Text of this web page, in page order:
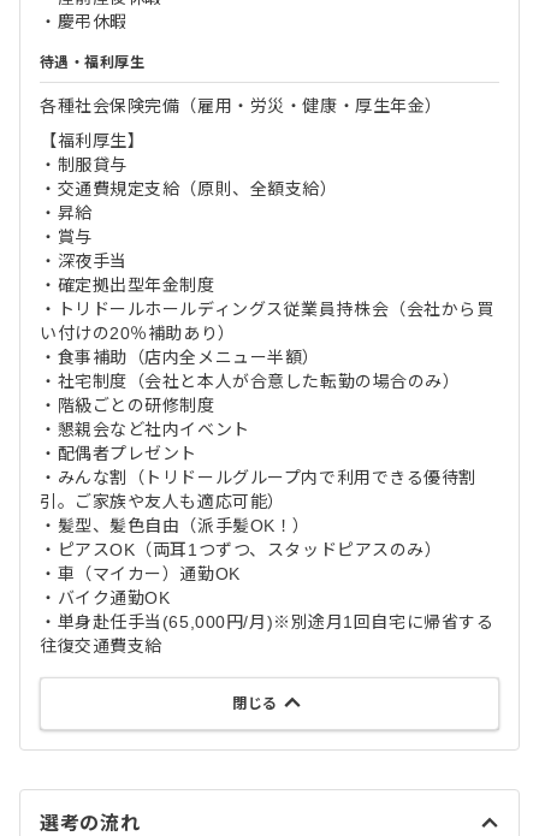
・慶弔休暇
待遇・福利厚生
各種社会保険完備（雇用・労災・健康・厚生年金）
【福利厚生】
・制服貸与
・交通費規定支給（原則、全額支給）
・昇給
・賞与
・深夜手当
・確定拠出型年金制度
・トリドールホールディングス従業員持株会（会社から買
い付けの20％補助あり）
・食事補助（店内全メニュー半額）
・社宅制度（会社と本人が合意した転勤の場合のみ）
・階級ごとの研修制度
・懇親会など社内イベント
・配偶者プレゼント
・みんな割（トリドールグループ内で利用できる優待割
引。ご家族や友人も適応可能）
・髪型、髪色自由（派手髪OK！）
・ピアスOK（両耳1つずつ、スタッドピアスのみ）
・車（マイカー）通勤OK
・バイク通勤OK
・単身赴任手当(65,000円/月)※別途月1回自宅に帰省する
往復交通費支給
閉じる
選考の流れ